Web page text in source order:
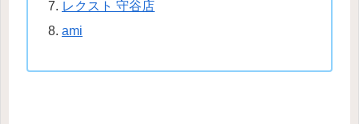
レクスト 守谷店
ami